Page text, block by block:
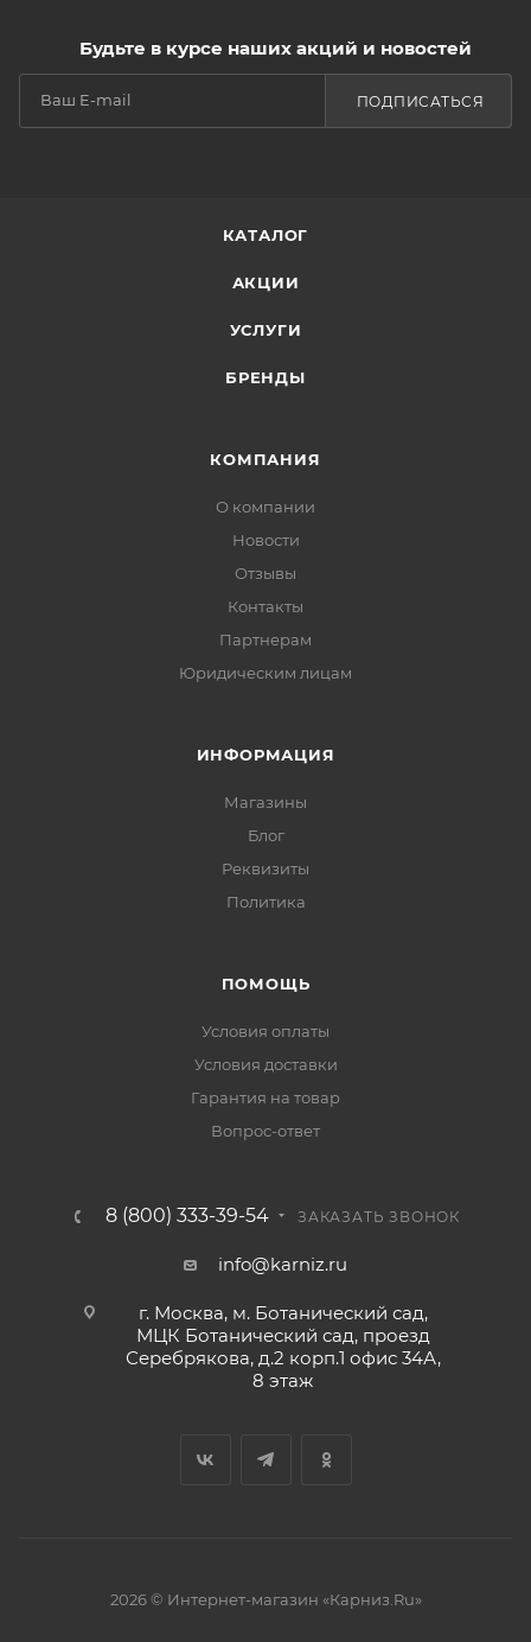
Будьте в курсе наших акций и новостей
ПОДПИСАТЬСЯ
КАТАЛОГ
АКЦИИ
УСЛУГИ
БРЕНДЫ
КОМПАНИЯ
О компании
Новости
Отзывы
Контакты
Партнерам
Юридическим лицам
ИНФОРМАЦИЯ
Магазины
Блог
Реквизиты
Политика
ПОМОЩЬ
Условия оплаты
Условия доставки
Гарантия на товар
Вопрос-ответ
8 (800) 333-39-54 ЗАКАЗАТЬ ЗВОНОК
info@karniz.ru
г. Москва, м. Ботанический сад,
МЦК Ботанический сад, проезд
Серебрякова, д.2 корп.1 офис 34А,
8 этаж
2026 © Интернет-магазин «Карниз.Ru»